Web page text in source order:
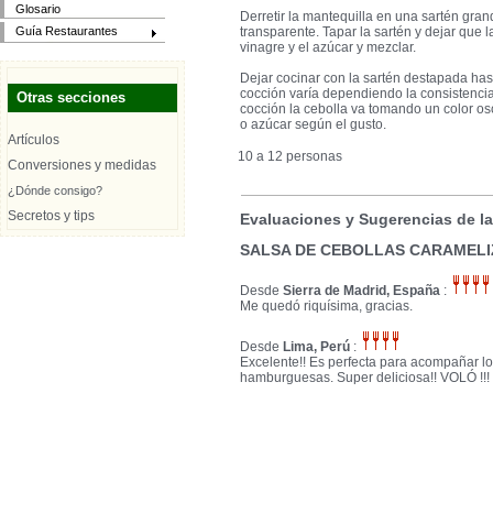
Glosario
Guía Restaurantes
Otras secciones
Artículos
Conversiones y medidas
¿Dónde consigo?
Secretos y tips
Derretir la mantequilla en una sartén
transparente. Tapar la sartén y dejar que
vinagre y el azúcar y mezclar.
Dejar cocinar con la sartén destapada
cocción varía dependiendo la
cocción la cebolla va tomando un color
o azúcar según el gusto.
10 a 12 personas
Evaluaciones y Sugerencias de
SALSA DE CEBOLLAS
DesdeSierra de Madrid, España :
Me quedó riquísima, gracias.
Desde Lima, Perú :
Excelente!! Es perfecta para acompañar
hamburguesas. Super deliciosa!! VOLÓ !!!